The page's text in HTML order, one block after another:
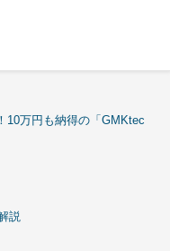
10万円も納得の「GMKtec
説